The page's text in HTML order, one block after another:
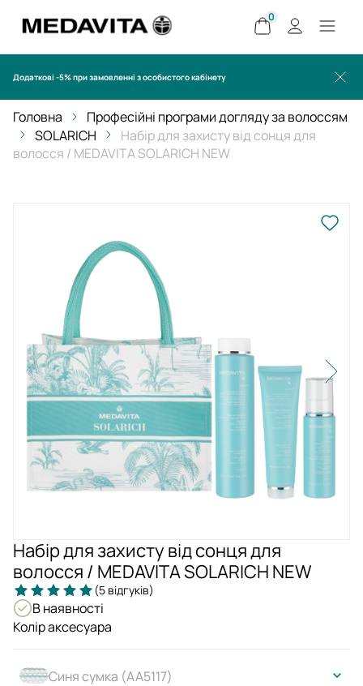
0
Додаткові -5% при замовленні з особистого кабінету
Головна
Професійні програми догляду за волоссям
SOLARICH
Набір для захисту від сонця для
волосся / MEDAVITA SOLARICH NEW
Набір для захисту від сонця для
волосся / MEDAVITA SOLARICH NEW
(5 відгуків)
В наявності
Колір аксесуара
Синя сумка (AA5117)